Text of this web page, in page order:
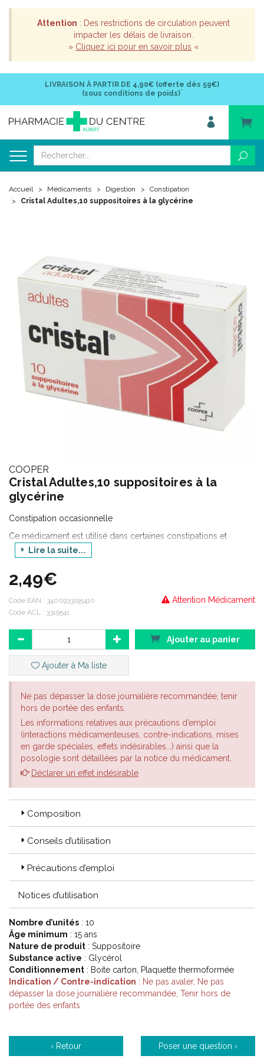
Attention : Des restrictions de circulation peuvent
impacter les délais de livraison.
» Cliquez ici pour en savoir plus «
LIVRAISON À PARTIR DE 4,90€ (offerte dès 59€)
(sous conditions de poids)*
Accueil Médicaments Digestion
Constipation
Cristal Adultes,10 suppositoires à la glycérine
COOPER
Cristal Adultes,10 suppositoires à la
glycérine
Constipation occasionnelle
Ce médicament est utilisé dans certaines constipations et
comme préparation à certains examens (rectoscopie).
Lire la suite...
2,49€
Attention Médicament
Code EAN : 3400933195410
Code ACL : 3319541
Ajouter au panier
Ajouter à Ma liste
Ne pas dépasser la dose journalière recommandée, tenir
hors de portée des enfants.
Les informations relatives aux précautions d’emploi
(interactions médicamenteuses, contre-indications, mises
en garde spéciales, effets indésirables...) ainsi que la
posologie sont détaillées par la notice du médicament.
Déclarer un effet indésirable
Composition
Conseils d’utilisation
Précautions d’emploi
Notices d’utilisation
Nombre d’unités : 10
Âge minimum : 15 ans
Nature de produit : Suppositoire
Substance active : Glycérol
Conditionnement : Boite carton, Plaquette thermoformée
Indication / Contre-indication : Ne pas avaler, Ne pas
dépasser la dose journalière recommandée, Tenir hors de
portée des enfants
‹ Retour Poser une question ›